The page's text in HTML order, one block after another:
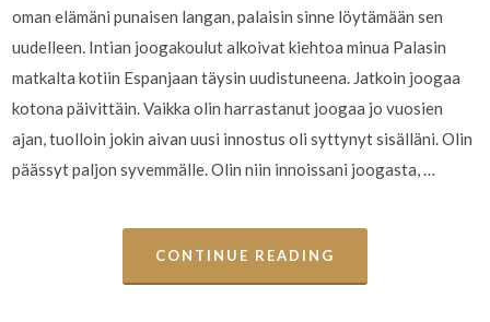
oman elämäni punaisen langan, palaisin sinne löytämään sen
uudelleen. Intian joogakoulut alkoivat kiehtoa minua Palasin
matkalta kotiin Espanjaan täysin uudistuneena. Jatkoin joogaa
kotona päivittäin. Vaikka olin harrastanut joogaa jo vuosien
ajan, tuolloin jokin aivan uusi innostus oli syttynyt sisälläni. Olin
päässyt paljon syvemmälle. Olin niin innoissani joogasta, …
CONTINUE READING